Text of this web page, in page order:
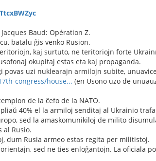
Baud: Opération Z.
batalu ĝis venko Rusion.
kaj surtuto, ne teritoriojn forte
okupitaj estas eta kaj propaganda.
uzi nuklearajn armilojn subite,
congress/house... (en Usono uzo de
de la ĉefo de la NATO.
40% el la armiloj senditaj al Ukrainio
sed la amaskomunikiloj de milito
al Rusio.
dum Rusia armeo estas regita per militistoj.
sed ne ties enloĝantojn. La oficiala